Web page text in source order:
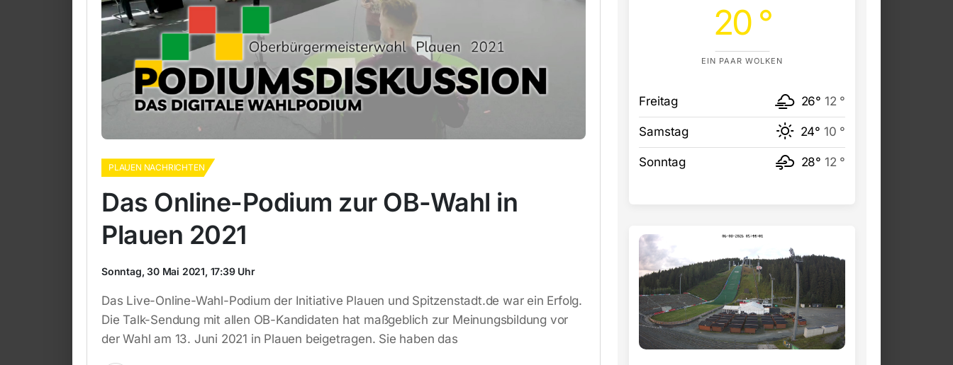
PLAUEN NACHRICHTEN
Das Online-Podium zur OB-Wahl in
Plauen 2021
Sonntag, 30 Mai 2021, 17:39 Uhr
Das Live-Online-Wahl-Podium der Initiative Plauen und Spitzenstadt.de war ein Erfolg.
Die Talk-Sendung mit allen OB-Kandidaten hat maßgeblich zur Meinungsbildung vor
der Wahl am 13. Juni 2021 in Plauen beigetragen. Sie haben das
20 °
EIN PAAR WOLKEN
Freitag 26° 12 °
Samstag 24° 10 °
Sonntag 28° 12 °